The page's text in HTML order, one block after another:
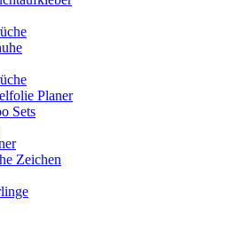
Planer
Sets
Zeichen